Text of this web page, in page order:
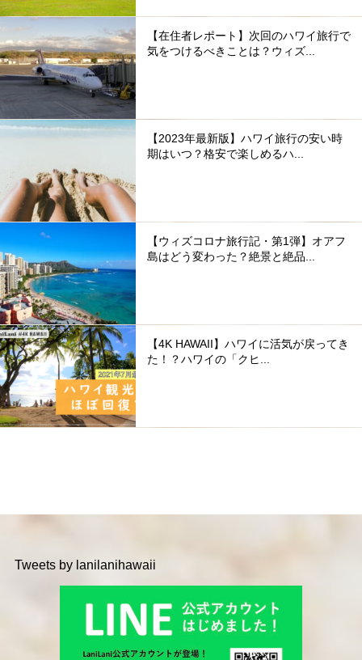
【在住者レポート】次回のハワイ旅行で
気をつけるべきことは？ウィズ...
【2023年最新版】ハワイ旅行の安い時
期はいつ？格安で楽しめるハ...
【ウィズコロナ旅行記・第1弾】オアフ
島はどう変わった？絶景と絶品...
【4K HAWAII】ハワイに活気が戻ってき
た！？ハワイの「クヒ...
Tweets by lanilanihawaii